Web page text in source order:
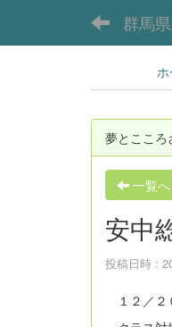
群馬
夢とこころ
一覧へ
安中
投稿日時 :
１２／２